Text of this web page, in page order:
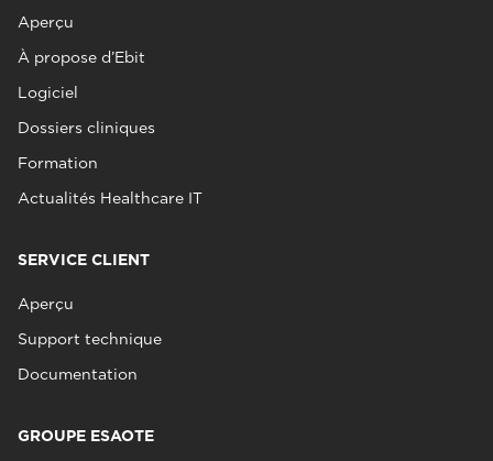
Aperçu
À propose d’Ebit
Logiciel
Dossiers cliniques
Formation
Actualités Healthcare IT
SERVICE CLIENT
Aperçu
Support technique
Documentation
GROUPE ESAOTE